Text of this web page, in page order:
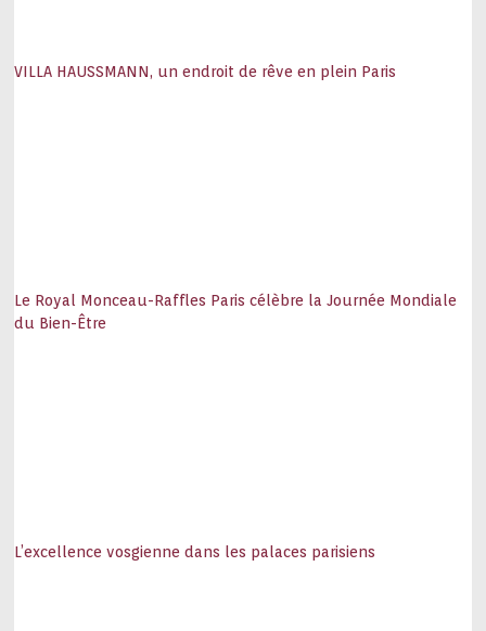
VILLA HAUSSMANN, un endroit de rêve en plein Paris
Le Royal Monceau-Raffles Paris célèbre la Journée Mondiale
du Bien-Être
L’excellence vosgienne dans les palaces parisiens